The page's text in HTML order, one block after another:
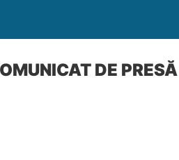
DE PRESĂ